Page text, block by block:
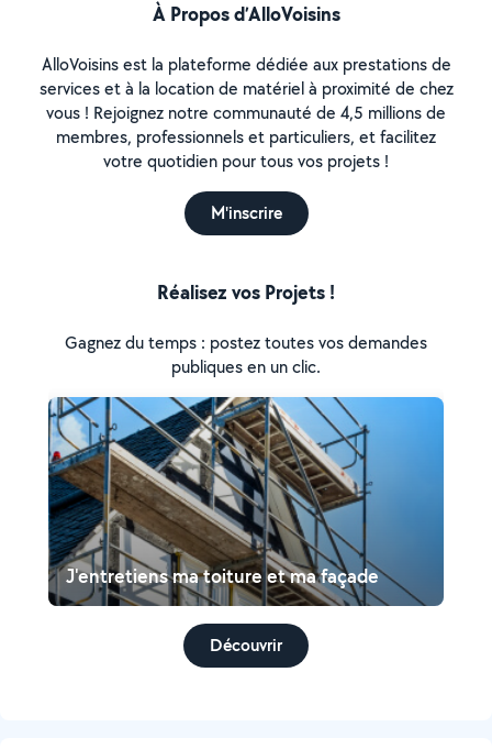
À Propos d’AlloVoisins
AlloVoisins est la plateforme dédiée aux prestations de
services et à la location de matériel à proximité de chez
vous ! Rejoignez notre communauté de 4,5 millions de
membres, professionnels et particuliers, et facilitez
votre quotidien pour tous vos projets !
M'inscrire
Réalisez vos Projets !
Gagnez du temps : postez toutes vos demandes
publiques en un clic.
J'entretiens ma toiture et ma façade
Découvrir